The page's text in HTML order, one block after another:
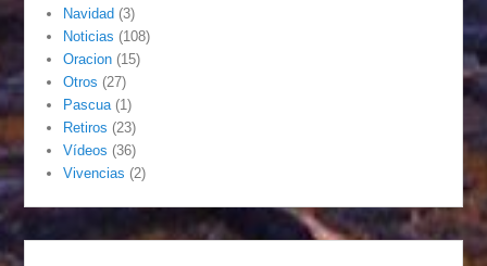
Navidad (3)
Noticias (108)
Oracion (15)
Otros (27)
Pascua (1)
Retiros (23)
Vídeos (36)
Vivencias (2)